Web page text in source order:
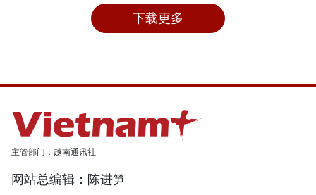
下载更多
主管部门：越南通讯社
网站总编辑：陈进笋